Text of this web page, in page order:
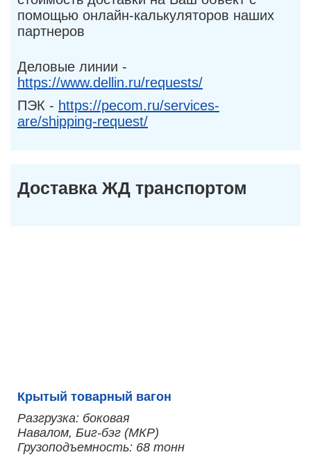
помощью онлайн-калькуляторов наших
партнеров
Деловые линии -
https://www.dellin.ru/requests/
ПЭК - https://pecom.ru/services-
are/shipping-request/
Доставка ЖД транспортом
Крытый товарный вагон
Разгрузка: боковая
Навалом, Биг-бэг (МКР)
Грузоподъемность: 68 тонн